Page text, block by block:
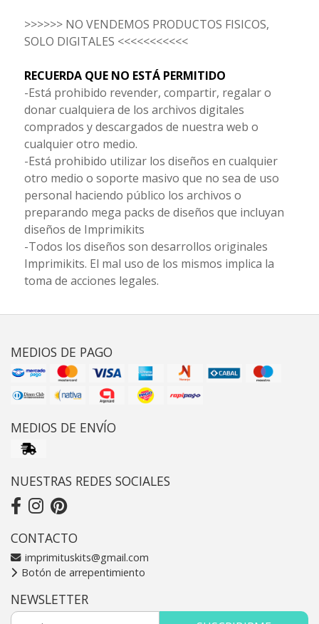
>>>>>> NO VENDEMOS PRODUCTOS FISICOS,
SOLO DIGITALES <<<<<<<<<<<
RECUERDA QUE NO ESTÁ PERMITIDO
-Está prohibido revender, compartir, regalar o
donar cualquiera de los archivos digitales
comprados y descargados de nuestra web o
cualquier otro medio.
-Está prohibido utilizar los diseños en cualquier
otro medio o soporte masivo que no sea de uso
personal haciendo público los archivos o
preparando mega packs de diseños que incluyan
diseños de Imprimikits
-Todos los diseños son desarrollos originales
Imprimikits. El mal uso de los mismos implica la
toma de acciones legales.
MEDIOS DE PAGO
MEDIOS DE ENVÍO
NUESTRAS REDES SOCIALES
CONTACTO
imprimituskits@gmail.com
Botón de arrepentimiento
NEWSLETTER